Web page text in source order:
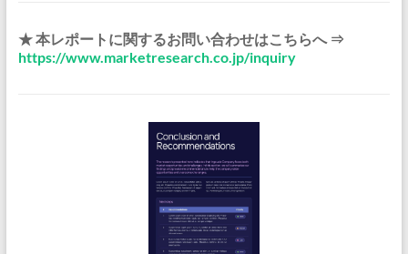
★ 本レポートに関するお問い合わせはこちらへ ⇒
https://www.marketresearch.co.jp/inquiry